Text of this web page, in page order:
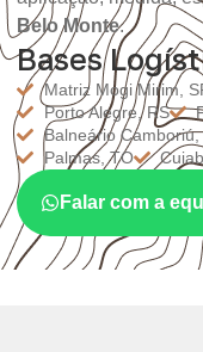
Belo Monte.
Bases
Matriz Mogi Mirim,
Porto Alegre, RS
Balneário Camboriú,
Palmas, TO
Falar com a